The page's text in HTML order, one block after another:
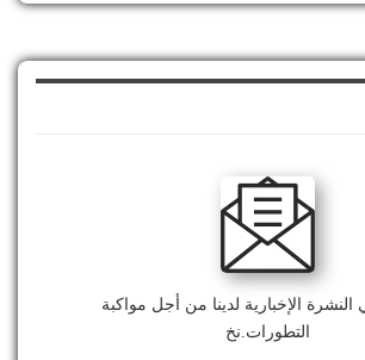
الإخبارية لدينا من أجل مواكبة
التطورات.نخ